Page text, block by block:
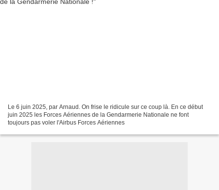
Le 6 juin 2025, par Arnaud. On frise le ridicule sur ce coup là. En ce début
juin 2025 les Forces Aériennes de la Gendarmerie Nationale ne font
toujours pas voler l'Airbus Forces Aériennes